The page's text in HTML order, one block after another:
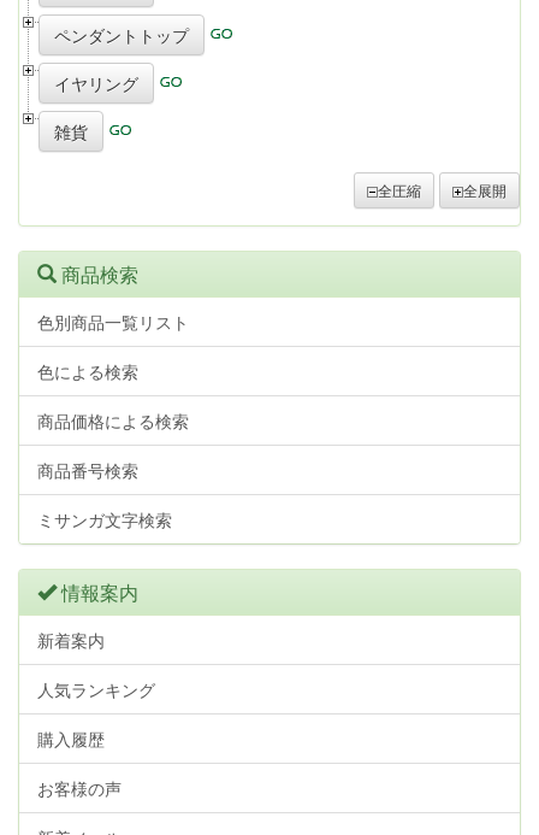
ペンダントトップ
イヤリング
雑貨
全圧縮 全展開
商品検索
色別商品一覧リスト
色による検索
商品価格による検索
商品番号検索
ミサンガ文字検索
情報案内
新着案内
人気ランキング
購入履歴
お客様の声